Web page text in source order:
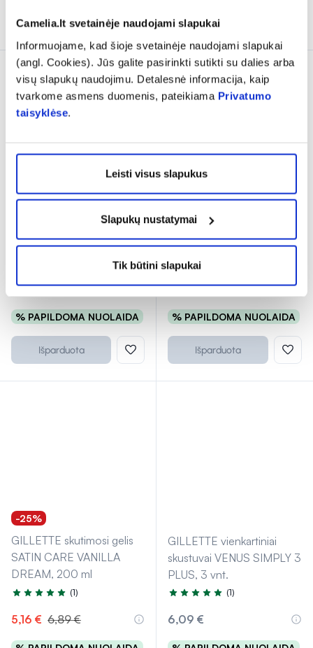
Camelia.lt svetainėje naudojami slapukai
Informuojame, kad šioje svetainėje naudojami slapukai
(angl. Cookies). Jūs galite pasirinkti sutikti su dalies arba
visų slapukų naudojimu. Detalesnė informacija, kaip
tvarkome asmens duomenis, pateikiama Privatumo
taisyklėse.
Leisti visus slapukus
Slapukų nustatymai
Tik būtini slapukai
Į krepšelį Į krepšelį
skustuvai VENUS SIMPLY
2, 6 vnt.
5,39 €
% PAPILDOMA NUOLAIDA
Išparduota
SATIN CARE SENSITIVE,
200 ml
Įvertinimas 5.0 iš 5
5,16 € 6,89 €
% PAPILDOMA NUOLAIDA
Išparduota
-25%
GILLETTE skutimosi gelis
SATIN CARE VANILLA
DREAM, 200 ml
Įvertinimas 5.0 iš 5
(1)
5,16 € 6,89 €
GILLETTE vienkartiniai
skustuvai VENUS SIMPLY 3
PLUS, 3 vnt.
Įvertinimas 5.0 iš 5
(1)
6,09 €